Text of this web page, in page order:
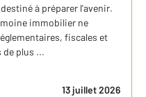
à préparer l'avenir.
immobilier ne
fiscales et
plus ...
13 juillet 2026